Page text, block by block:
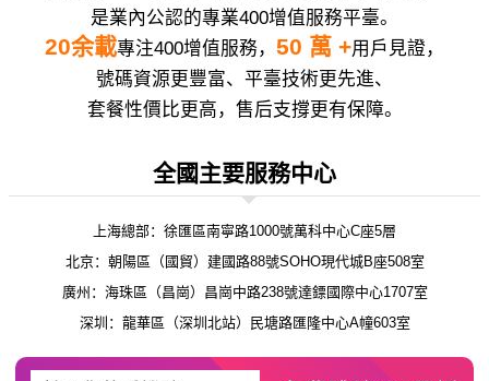
是業內公認的專業400增值服務平臺。
20余載專注400增值服務， 50 萬 +用戶見證，
號碼資源更豐富、平臺技術更先進、
套餐性價比更高，售后支撐更有保障。
全國主要服務中心
上海總部：徐匯區南寧路1000號萬科中心C座5層
北京：朝陽區（國貿）建國路88號SOHO現代城B座508室
廣州：海珠區（昌崗）昌崗中路238號達鏢國際中心1707室
深圳：龍華區（深圳北站）民塘路匯隆中心A幢603室